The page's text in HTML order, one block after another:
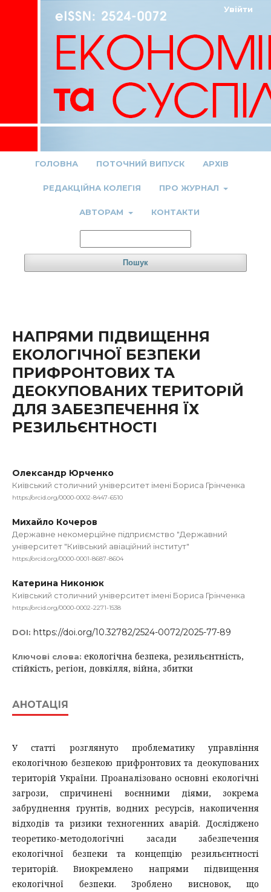
ГОЛОВНА ПОТОЧНИЙ ВИПУСК АРХІВ
РЕДАКЦІЙНА КОЛЕГІЯ ПРО ЖУРНАЛ
АВТОРАМ КОНТАКТИ
Пошук
Увійти
НАПРЯМИ ПІДВИЩЕННЯ
ЕКОЛОГІЧНОЇ БЕЗПЕКИ
ПРИФРОНТОВИХ ТА
ДЕОКУПОВАНИХ ТЕРИТОРІЙ
ДЛЯ ЗАБЕЗПЕЧЕННЯ ЇХ
РЕЗИЛЬЄНТНОСТІ
Олександр Юрченко
Київський столичний університет імені Бориса Грінченка
https://orcid.org/0000-0002-8447-6510
Михайло Кочеров
Державне некомерційне підприємство "Державний
університет "Київський авіаційний інститут"
https://orcid.org/0000-0001-8687-8604
Катерина Никонюк
Київський столичний університет імені Бориса Грінченка
https://orcid.org/0000-0002-2271-1538
DOI: https://doi.org/10.32782/2524-0072/2025-77-89
Ключові слова: екологічна безпека, резильєнтність,
стійкість, регіон, довкілля, війна, збитки
АНОТАЦІЯ
У статті розглянуто проблематику управління
екологічною безпекою прифронтових та деокупованих
територій України. Проаналізовано основні екологічні
загрози, спричинені воєнними діями, зокрема
забруднення ґрунтів, водних ресурсів, накопичення
відходів та ризики техногенних аварій. Досліджено
теоретико-методологічні засади забезпечення
екологічної безпеки та концепцію резильєнтності
територій. Виокремлено напрями підвищення
екологічної безпеки. Зроблено висновок, що